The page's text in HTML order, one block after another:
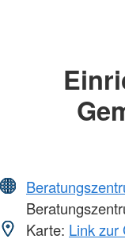
Karte: Link zur